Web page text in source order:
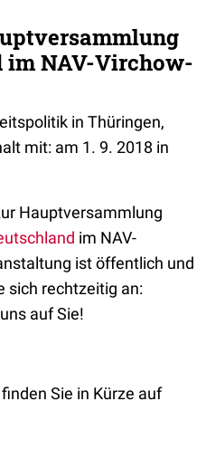
NAV-Virchow-
in Thüringen,
mit: am 1. 9. 2018 in
Hauptversammlung
im NAV-
ist öffentlich und
sich rechtzeitig an:
auf Sie!
Sie in Kürze auf